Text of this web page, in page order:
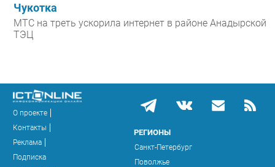
Чукотка
МТС на треть ускорила интернет в районе Анадырской
ТЭЦ
О проекте
Контакты
Реклама
Подписка
РЕГИОНЫ
Санкт-Петербург
Поволжье